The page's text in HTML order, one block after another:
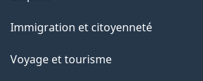
a
p
sujets
Immigration et citoyenneté
Voyage et tourisme